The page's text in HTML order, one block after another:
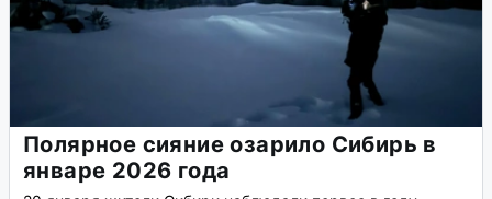
Полярное сияние озарило Сибирь в
январе 2026 года